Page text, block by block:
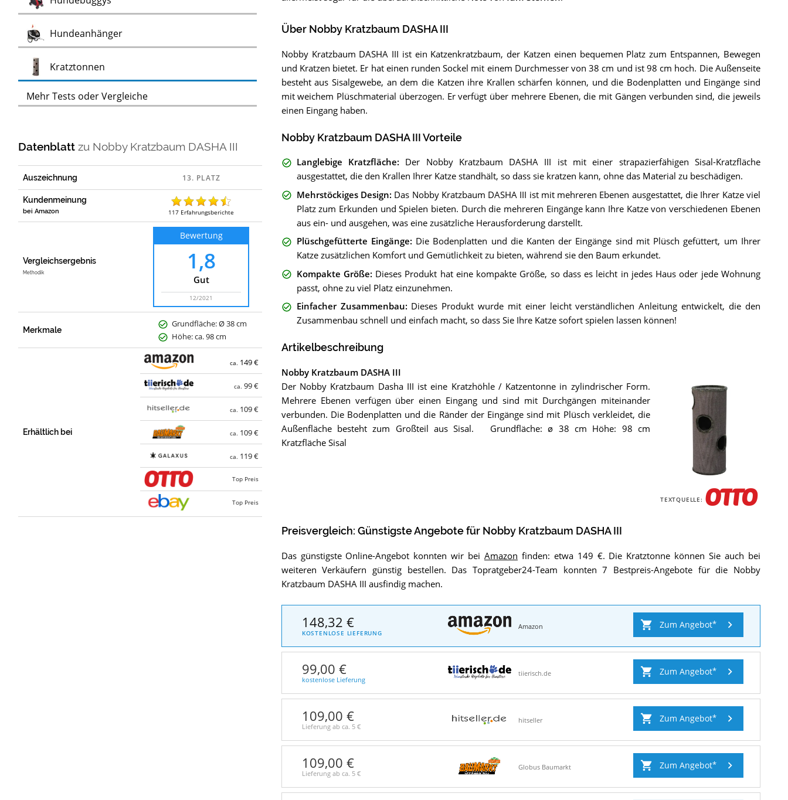
HundeanhängerTest
Kratztonnen
Mehr Tests oder Vergleiche
Datenblattzu Nobby Kratzbaum DASHA III
Auszeichnung
Kundenmeinung
bei Amazon 117 Erfahrungsberichte
Vergleichsergebnis
Methodik
Bewertung
1,8
Gut
12/2021
Merkmale
Grundfläche: Ø 38 cm
Höhe: ca. 98 cm
Erhältlich bei
ca. 149 €
ca.99 €
ca. 109 €
ca. 109 €
ca. 119 €
Top Preis
Top Preis
Über Nobby Kratzbaum DASHA III
Nobby Kratzbaum DASHA III ist ein Katzenkratzbaum, der Katzen einen bequemen Platz zum Entspannen, Bewegen
und Kratzen bietet. Er hat einen runden Sockel mit einem Durchmesser von 38 cm und ist 98 cm hoch. Die Außenseite
besteht aus Sisalgewebe, an dem die Katzen ihre Krallen schärfen können, und die Bodenplatten und Eingänge sind
mit weichem Plüschmaterial überzogen. Er verfügt über mehrere Ebenen, die mit Gängen verbunden sind, die jeweils
einen Eingang haben.
Nobby Kratzbaum DASHA III Vorteile
Langlebige Kratzfläche: Der Nobby Kratzbaum DASHA III ist mit einer strapazierfähigen Sisal-Kratzfläche
ausgestattet, die den Krallen Ihrer Katze standhält, so dass sie kratzen kann, ohne das Material zu beschädigen.
Mehrstöckiges Design: Das Nobby Kratzbaum DASHA III ist mit mehreren Ebenen ausgestattet, die Ihrer Katze viel
Platz zum Erkunden und Spielen bieten. Durch die mehreren Eingänge kann Ihre Katze von verschiedenen Ebenen
aus ein- und ausgehen, was eine zusätzliche Herausforderung darstellt.
Plüschgefütterte Eingänge: Die Bodenplatten und die Kanten der Eingänge sind mit Plüsch gefüttert, um Ihrer
Katze zusätzlichen Komfort und Gemütlichkeit zu bieten, während sie den Baum erkundet.
Kompakte Größe: Dieses Produkt hat eine kompakte Größe, so dass es leicht in jedes Haus oder jede Wohnung
passt, ohne zu viel Platz einzunehmen.
Einfacher Zusammenbau: Dieses Produkt wurde mit einer leicht verständlichen Anleitung entwickelt, die den
Zusammenbau schnell und einfach macht, so dass Sie Ihre Katze sofort spielen lassen können!
Artikelbeschreibung
Nobby Kratzbaum DASHA III
Nobby
Der Nobby Kratzbaum Dasha III ist eine Kratzhöhle / Katzentonne in zylindrischer Form.
Mehrere Ebenen verfügen über einen Eingang und sind mit Durchgängen miteinander
verbunden. Die Bodenplatten und die Ränder der Eingänge sind mit Plüsch verkleidet, die
Außenfläche besteht zum Großteil aus Sisal. Grundfläche: ø 38 cm Höhe: 98 cm
Kratzfläche Sisal
TEXTQUELLE:
Preisvergleich: Günstigste Angebote für Nobby Kratzbaum DASHA III
Das günstigste Online-Angebot konnten wir beiAmazon finden: etwa 149 €. Die Kratztonne können Sie auch bei
weiteren Verkäufern günstig bestellen. Das Topratgeber24-Team konnten 7 Bestpreis-Angebote für die Nobby
Kratzbaum DASHA III ausfindig machen.
148,32 €
KOSTENLOSE LIEFERUNG
Amazon Zum Angebot
99,00 €
kostenlose Lieferung
tiierisch.de Zum Angebot
109,00 €
Lieferung ab ca. 5 €
hitseller Zum Angebot
109,00 €
Lieferung ab ca. 5 €
Globus Baumarkt Zum Angebot